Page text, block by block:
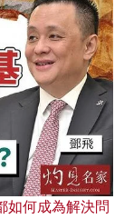
如何成為解決問